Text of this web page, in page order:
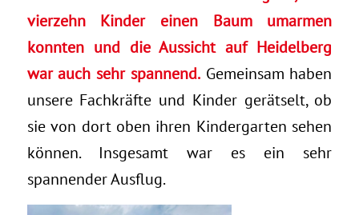
vierzehn Kinder einen Baum umarmen
konnten und die Aussicht auf Heidelberg
war auch sehr spannend.Gemeinsam haben
unsere Fachkräfte und Kinder gerätselt, ob
sie von dort oben ihren Kindergarten sehen
können. Insgesamt war es ein sehr
spannender Ausflug.